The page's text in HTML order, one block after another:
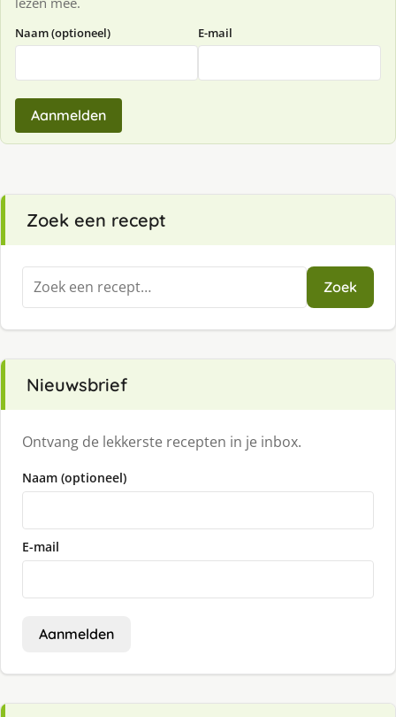
Naam (optioneel) E-mail
Aanmelden
Zoek een recept
Zoeken
naar:
Zoek
Nieuwsbrief
Ontvang de lekkerste recepten in je inbox.
Naam (optioneel)
E-mail
Aanmelden